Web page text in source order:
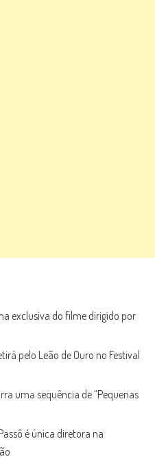
exclusiva do filme dirigido por
pelo Leão de Ouro no Festival
uma sequência de “Pequenas
é única diretora na